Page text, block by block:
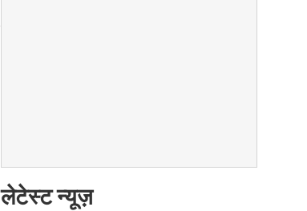
लेटेस्ट न्यूज़